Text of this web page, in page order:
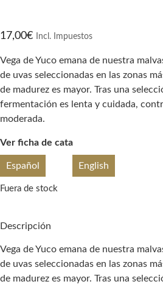
17,00€ Incl. Impuestos
Vega de Yuco emana de nuestra
de uvas seleccionadas en las zonas
de madurez es mayor. Tras una
fermentación es lenta y cuidada,
moderada.
Ver ficha de cata
Español English
Fuera de stock
Descripción
Vega de Yuco emana de nuestra
de uvas seleccionadas en las zonas
de madurez es mayor. Tras una